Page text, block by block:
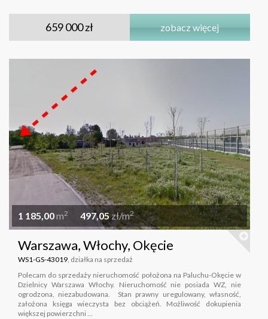
659 000 zł zobacz więcej
1 185,00m2 497,05zł/m2
Warszawa, Włochy, Okęcie
WS1-GS-43019, działka na sprzedaż
Polecam do sprzedaży nieruchomość położona na Paluchu-Okęcie w
Dzielnicy Warszawa Włochy. Nieruchomość nie posiada WZ, nie
ogrodzona, niezabudowana. Stan prawny uregulowany, własność,
założona księga wieczysta bez obciążeń. Możliwość dokupienia
większej powierzchni ...